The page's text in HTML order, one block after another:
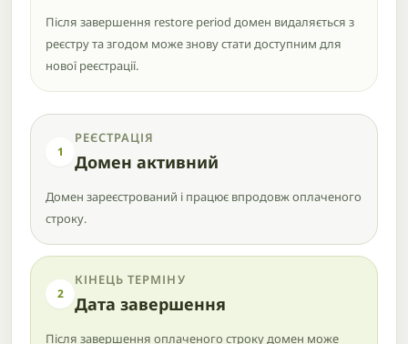
Після завершення restore period домен видаляється з
реєстру та згодом може знову стати доступним для
нової реєстрації.
1
РЕЄСТРАЦІЯ
Домен активний
Домен зареєстрований і працює впродовж оплаченого
строку.
2
КІНЕЦЬ ТЕРМІНУ
Дата завершення
Після завершення оплаченого строку домен може